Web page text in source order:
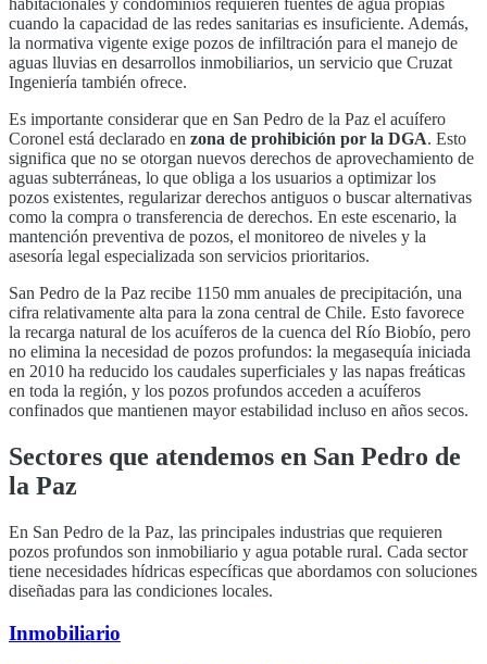
habitacionales y condominios requieren fuentes de agua propias
cuando la capacidad de las redes sanitarias es insuficiente. Además,
la normativa vigente exige pozos de infiltración para el manejo de
aguas lluvias en desarrollos inmobiliarios, un servicio que Cruzat
Ingeniería también ofrece.
Es importante considerar que en San Pedro de la Paz el acuífero
Coronel está declarado en zona de prohibición por la DGA. Esto
significa que no se otorgan nuevos derechos de aprovechamiento de
aguas subterráneas, lo que obliga a los usuarios a optimizar los
pozos existentes, regularizar derechos antiguos o buscar alternativas
como la compra o transferencia de derechos. En este escenario, la
mantención preventiva de pozos, el monitoreo de niveles y la
asesoría legal especializada son servicios prioritarios.
San Pedro de la Paz recibe 1150 mm anuales de precipitación, una
cifra relativamente alta para la zona central de Chile. Esto favorece
la recarga natural de los acuíferos de la cuenca del Río Biobío, pero
no elimina la necesidad de pozos profundos: la megasequía iniciada
en 2010 ha reducido los caudales superficiales y las napas freáticas
en toda la región, y los pozos profundos acceden a acuíferos
confinados que mantienen mayor estabilidad incluso en años secos.
Sectores que atendemos en San Pedro de
la Paz
En San Pedro de la Paz, las principales industrias que requieren
pozos profundos son inmobiliario y agua potable rural. Cada sector
tiene necesidades hídricas específicas que abordamos con soluciones
diseñadas para las condiciones locales.
Inmobiliario